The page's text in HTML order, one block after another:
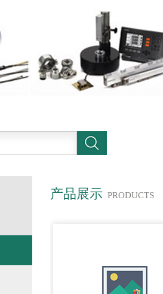
产品展示 PRODUCTS